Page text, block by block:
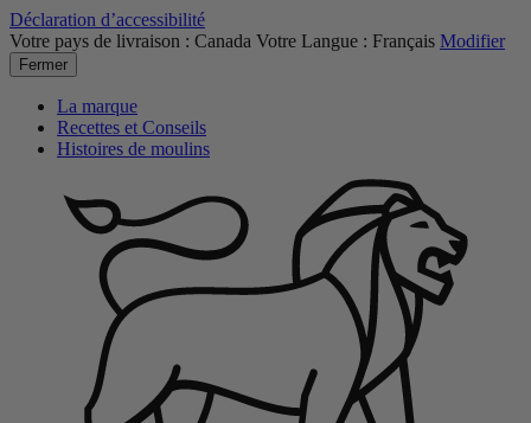
Déclaration d’accessibilité
Votre pays de livraison : Canada Votre Langue : Français Modifier
Fermer
La marque
Recettes et Conseils
Histoires de moulins